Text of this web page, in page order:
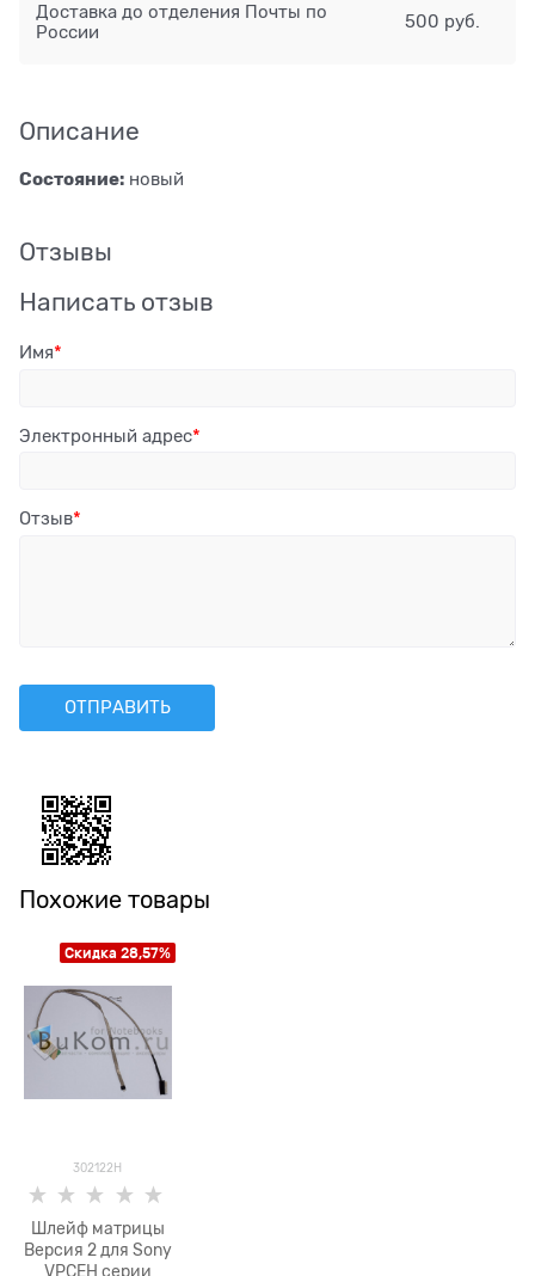
Доставка до отделения Почты по
России
500 руб.
Описание
Состояние: новый
Отзывы
Написать отзыв
Имя
Электронный адрес
Отзыв
Похожие товары
302122H
Скидка 28,57%
Шлейф матрицы
Версия 2 для Sony
VPCEH серии